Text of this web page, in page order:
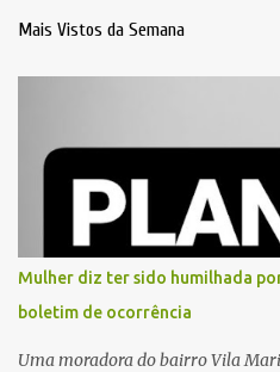
Mais Vistos da Semana
Mulher diz ter sido humilhada
boletim de ocorrência
Uma moradora do bairro Vila